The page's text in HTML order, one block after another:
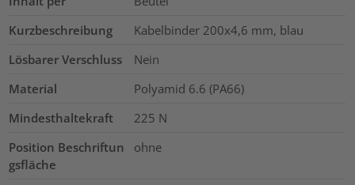
Kurzbeschreibung
Kabelbinder 200x4,6 mm, blau
Lösbarer Verschluss
Nein
Material
Polyamid 6.6 (PA66)
Mindesthaltekraft
225 N
Position Beschriftun
gsfläche
ohne